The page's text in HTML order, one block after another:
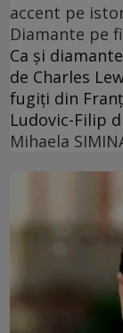
accent pe
Diamante pe
Ca și
de Charles
fugiți din
Ludovic-Filip
Mihaela